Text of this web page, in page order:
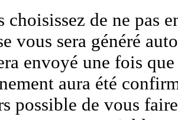
choisissez de ne pas
vous sera généré
envoyé une fois
aura été
possible de vous